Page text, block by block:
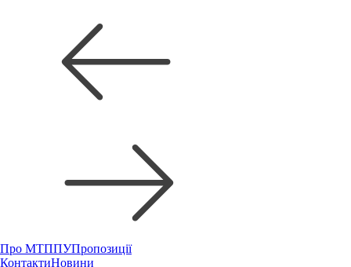
Про МТППУПропозиції
КонтактиНовини